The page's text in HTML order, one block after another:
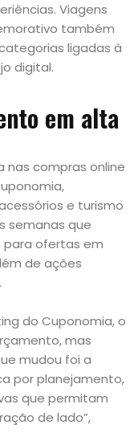
Viagens
também
ligadas à
digital.
em alta
compras online
e turismo
semanas que
ofertas em
de ações
do Cuponomia, o
mas
mudou foi a
por planejamento,
que permitam
de lado”,